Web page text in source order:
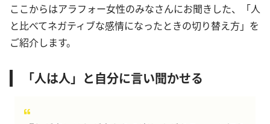
ここからはアラフォー女性のみなさんにお聞きした、「人
と比べてネガティブな感情になったときの切り替え方」を
ご紹介します。
「人は人」と自分に言い聞かせる